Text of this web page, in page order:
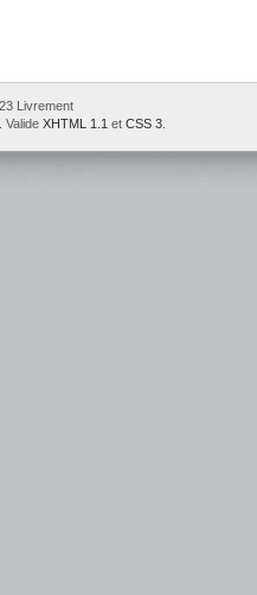
Livrement
. Valide XHTML 1.1 et CSS 3